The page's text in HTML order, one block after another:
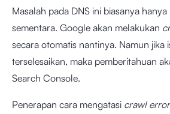
Masalah pada DNS ini biasanya
sementara. Google akan melakukan
secara otomatis nantinya. Namun jika
terselesaikan, maka pemberitahuan
Search Console.
Penerapan cara mengatasi crawl error